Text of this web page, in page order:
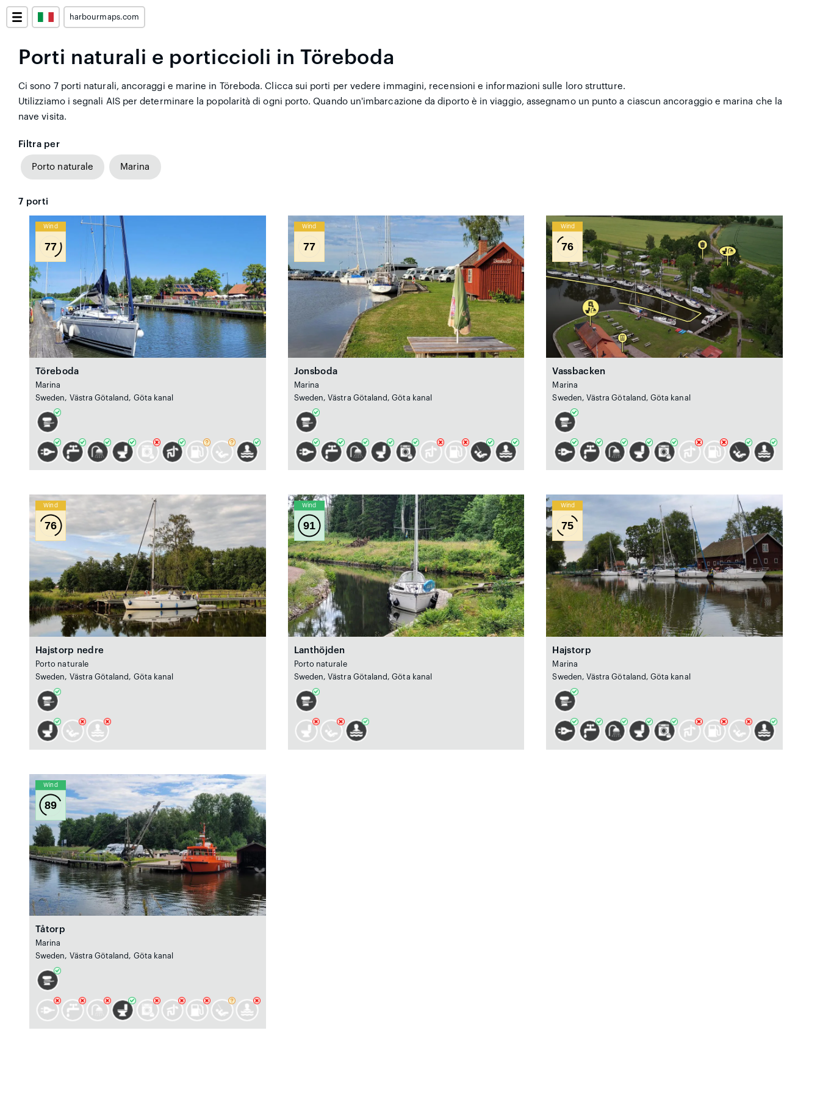
harbourmaps.com
Porti naturali e porticcioli in Töreboda
Ci sono 7 porti naturali, ancoraggi e marine in Töreboda. Clicca sui porti per vedere immagini, recensioni e informazioni sulle loro strutture.
Utilizziamo i segnali AIS per determinare la popolarità di ogni porto. Quando un'imbarcazione da diporto è in viaggio, assegnamo un punto a ciascun ancoraggio e marina che la
nave visita.
Filtra per
Porto naturale Marina
7 porti
Wind
77
Töreboda
Marina
Sweden, Västra Götaland, Göta kanal
Wind
77
Jonsboda
Marina
Sweden, Västra Götaland, Göta kanal
Wind
76
Vassbacken
Marina
Sweden, Västra Götaland, Göta kanal
Wind
76
Hajstorp nedre
Porto naturale
Sweden, Västra Götaland, Göta kanal
Wind
91
Lanthöjden
Porto naturale
Sweden, Västra Götaland, Göta kanal
Wind
75
Hajstorp
Marina
Sweden, Västra Götaland, Göta kanal
Wind
89
Tåtorp
Marina
Sweden, Västra Götaland, Göta kanal